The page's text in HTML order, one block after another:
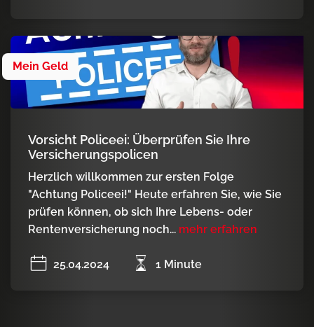
Mein Geld
Vorsicht Policeei: Überprüfen Sie Ihre
Versicherungspolicen
Herzlich willkommen zur ersten Folge
"Achtung Policeei!" Heute erfahren Sie, wie Sie
prüfen können, ob sich Ihre Lebens- oder
Rentenversicherung noch... mehr erfahren
25.04.2024 1 Minute